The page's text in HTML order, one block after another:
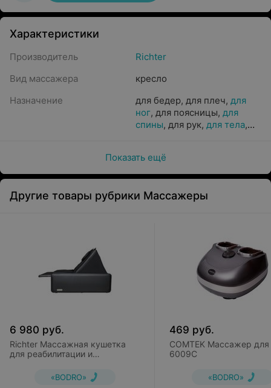
Характеристики
Производитель
Richter
Вид массажера
кресло
Назначение
для бедер, для плеч, для
ног, для поясницы, для
спины, для рук, для тела,
Показать ещё
Другие товары рубрики Массажеры
6 980 руб.
Richter Массажная кушетка
для реабилитации и
«BODRO»
469 руб.
COMTEK Массажер для
6009C
«BODRO»